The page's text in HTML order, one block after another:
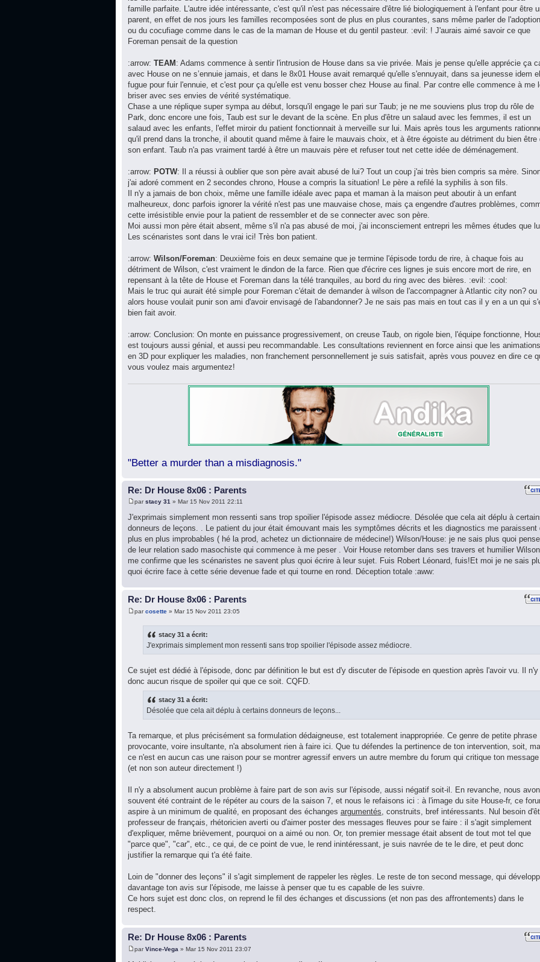
famille parfaite. L'autre idée intéressante, c'est qu'il n'est pas nécessaire d'être lié biologiquement à l'enfant pour être
parent, en effet de nos jours les familles recomposées sont de plus en plus courantes, sans même parler de
ou du cocufiage comme dans le cas de la maman de House et du gentil pasteur. :evil: ! J'aurais aimé savoir ce que
Foreman pensait de la question
:arrow: TEAM : Adams commence à sentir l'intrusion de House dans sa vie privée. Mais je pense qu'elle apprécie ça
avec House on ne s’ennuie jamais, et dans le 8x01 House avait remarqué qu'elle s'ennuyait, dans sa jeunesse idem
fugue pour fuir l'ennuie, et c'est pour ça qu'elle est venu bosser chez House au final. Par contre elle commence à me
briser avec ses envies de vérité systématique.
Chase a une réplique super sympa au début, lorsqu'il engage le pari sur Taub; je ne me souviens plus trop du rôle de
Park, donc encore une fois, Taub est sur le devant de la scène. En plus d'être un salaud avec les femmes, il est un
salaud avec les enfants, l'effet miroir du patient fonctionnait à merveille sur lui. Mais après tous les arguments
qu'il prend dans la tronche, il aboutit quand même à faire le mauvais choix, et à être égoiste au détriment du bien être
son enfant. Taub n'a pas vraiment tardé à être un mauvais père et refuser tout net cette idée de déménagement.
:arrow: POTW: Il a réussi à oublier que son père avait abusé de lui? Tout un coup j'ai très bien compris sa mère.
j'ai adoré comment en 2 secondes chrono, House a compris la situation! Le père a refilé la syphilis à son fils.
Il n'y a jamais de bon choix, même une famille idéale avec papa et maman à la maison peut aboutir à un enfant
malheureux, donc parfois ignorer la vérité n'est pas une mauvaise chose, mais ça engendre d'autres problèmes,
cette irrésistible envie pour la patient de ressembler et de se connecter avec son père.
Moi aussi mon père était absent, même s'il n'a pas abusé de moi, j'ai inconsciement entrepri les mêmes études que
Les scénaristes sont dans le vrai ici! Très bon patient.
:arrow: Wilson/Foreman: Deuxième fois en deux semaine que je termine l'épisode tordu de rire, à chaque fois au
détriment de Wilson, c'est vraiment le dindon de la farce. Rien que d'écrire ces lignes je suis encore mort de rire, en
repensant à la tête de House et Foreman dans la télé tranquiles, au bord du ring avec des bières. :evil: :cool:
Mais le truc qui aurait été simple pour Foreman c'était de demander à wilson de l'accompagner à Atlantic city non? ou
alors house voulait punir son ami d'avoir envisagé de l'abandonner? Je ne sais pas mais en tout cas il y en a un qui
bien fait avoir.
:arrow: Conclusion: On monte en puissance progressivement, on creuse Taub, on rigole bien, l'équipe fonctionne,
est toujours aussi génial, et aussi peu recommandable. Les consultations reviennent en force ainsi que les animations
en 3D pour expliquer les maladies, non franchement personnellement je suis satisfait, après vous pouvez en dire ce
vous voulez mais argumentez!
"Better a murder than a misdiagnosis."
Re: Dr House 8x06 : Parents
parstacy 31 » Mar 15 Nov 2011 22:11
J'exprimais simplement mon ressenti sans trop spoilier l'épisode assez médiocre. Désolée que cela ait déplu à
donneurs de leçons. . Le patient du jour était émouvant mais les symptômes décrits et les diagnostics me paraissent
plus en plus improbables ( hé la prod, achetez un dictionnaire de médecine!) Wilson/House: je ne sais plus quoi
de leur relation sado masochiste qui commence à me peser . Voir House retomber dans ses travers et humilier Wilson
me confirme que les scénaristes ne savent plus quoi écrire à leur sujet. Fuis Robert Léonard, fuis!Et moi je ne sais
quoi écrire face à cette série devenue fade et qui tourne en rond. Déception totale :aww:
Re: Dr House 8x06 : Parents
parcosette » Mar 15 Nov 2011 23:05
stacy 31 a écrit:
J'exprimais simplement mon ressenti sans trop spoilier l'épisode assez médiocre.
Ce sujet est dédié à l'épisode, donc par définition le but est d'y discuter de l'épisode en question après l'avoir vu. Il n'y
donc aucun risque de spoiler qui que ce soit. CQFD.
stacy 31 a écrit:
Désolée que cela ait déplu à certains donneurs de leçons...
Ta remarque, et plus précisément sa formulation dédaigneuse, est totalement inappropriée. Ce genre de petite phrase
provocante, voire insultante, n'a absolument rien à faire ici. Que tu défendes la pertinence de ton intervention, soit,
ce n'est en aucun cas une raison pour se montrer agressif envers un autre membre du forum qui critique ton message
(et non son auteur directement !)
Il n'y a absolument aucun problème à faire part de son avis sur l'épisode, aussi négatif soit-il. En revanche, nous
souvent été contraint de le répéter au cours de la saison 7, et nous le refaisons ici : à l'image du site House-fr, ce
aspire à un minimum de qualité, en proposant des échanges argumentés, construits, bref intéressants. Nul besoin
professeur de français, rhétoricien averti ou d'aimer poster des messages fleuves pour se faire : il s'agit simplement
d'expliquer, même brièvement, pourquoi on a aimé ou non. Or, ton premier message était absent de tout mot tel que
"parce que", "car", etc., ce qui, de ce point de vue, le rend inintéressant, je suis navrée de te le dire, et peut donc
justifier la remarque qui t'a été faite.
Loin de "donner des leçons" il s'agit simplement de rappeler les règles. Le reste de ton second message, qui
davantage ton avis sur l'épisode, me laisse à penser que tu es capable de les suivre.
Ce hors sujet est donc clos, on reprend le fil des échanges et discussions (et non pas des affrontements) dans le
respect.
Re: Dr House 8x06 : Parents
parVince-Vega » Mar 15 Nov 2011 23:07